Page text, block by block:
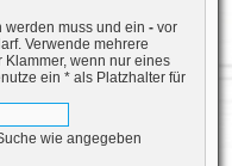
muss und ein -vor
Verwende mehrere
wenn nur eines
ein * als Platzhalter für
wie angegeben